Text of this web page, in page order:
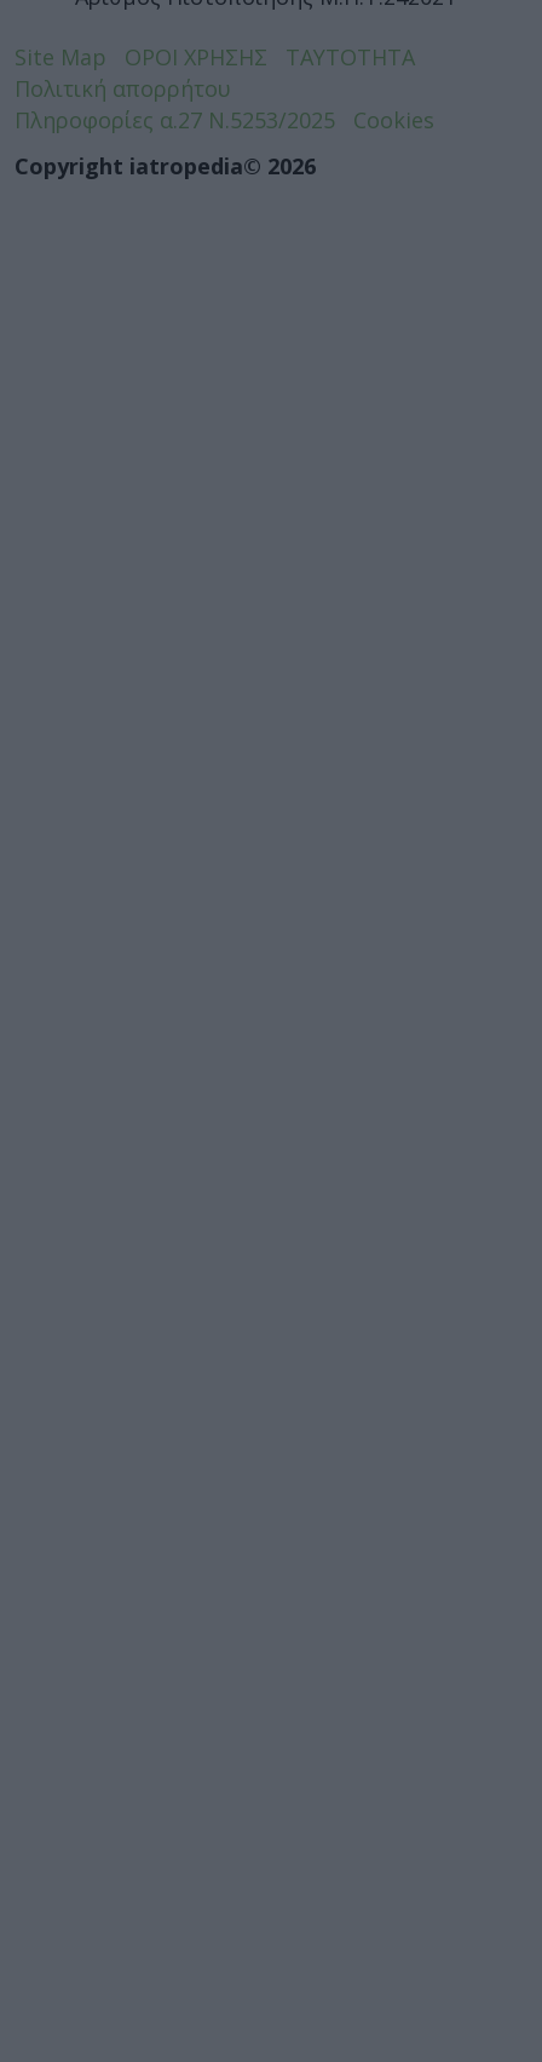
Site Map ΟΡΟΙ ΧΡΗΣΗΣ
ΤΑΥΤΟΤΗΤΑ
Πολιτική απορρήτου
Πληροφορίες α.27 Ν.5253/2025
Cookies
Copyright iatropedia© 2026